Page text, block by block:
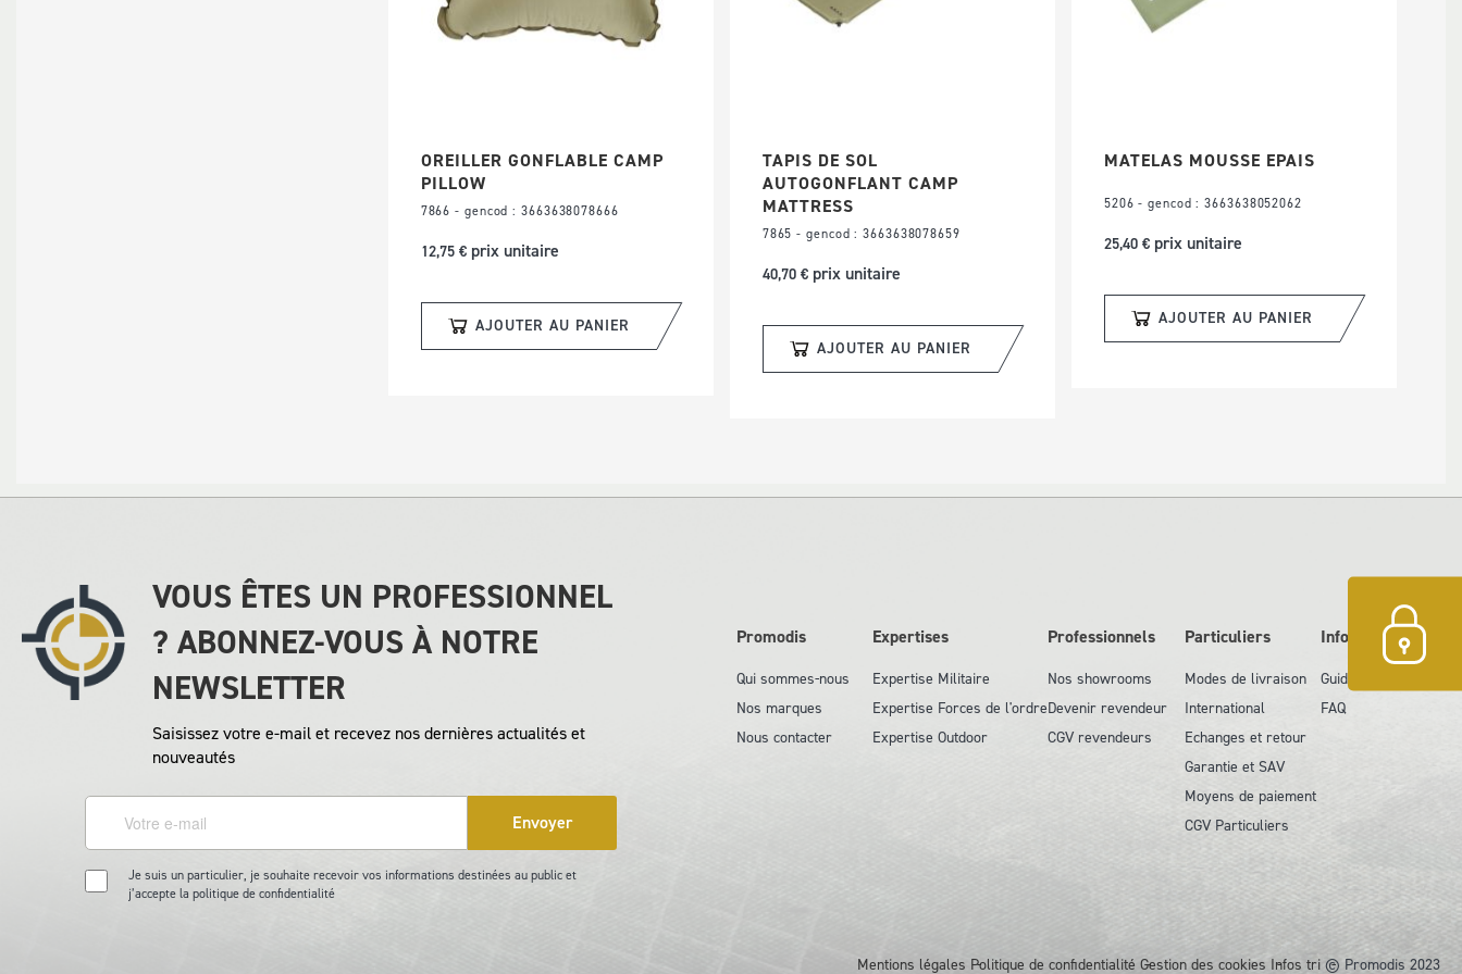
OREILLER GONFLABLE CAMP
PILLOW
7866 - gencod : 3663638078666
12,75 € prix unitaire
AJOUTER AU PANIER
TAPIS DE SOL
AUTOGONFLANT CAMP
MATTRESS
7865 - gencod : 3663638078659
40,70 € prix unitaire
AJOUTER AU PANIER
MATELAS MOUSSE EPAIS
5206 - gencod : 3663638052062
25,40 € prix unitaire
AJOUTER AU PANIER
VOUS ÊTES UN PROFESSIONNEL
? ABONNEZ-VOUS À NOTRE
NEWSLETTER
Saisissez votre e-mail et recevez nos dernières actualités et
nouveautés
Envoyer
Je suis un particulier, je souhaite recevoir vos informations destinées au public et
j’accepte la politique de confidentialité
Promodis
Qui sommes-nous
Nos marques
Nous contacter
Expertises
Expertise Militaire
Expertise Forces de l'ordre
Expertise Outdoor
Professionnels
Nos showrooms
Devenir revendeur
CGV revendeurs
Particuliers
Modes de livraison
International
Echanges et retour
Garantie et SAV
Moyens de paiement
CGV Particuliers
Information
Guide des tailles
FAQ
Mentions légales Politique de confidentialité Gestion des cookies Infos tri © Promodis 2023